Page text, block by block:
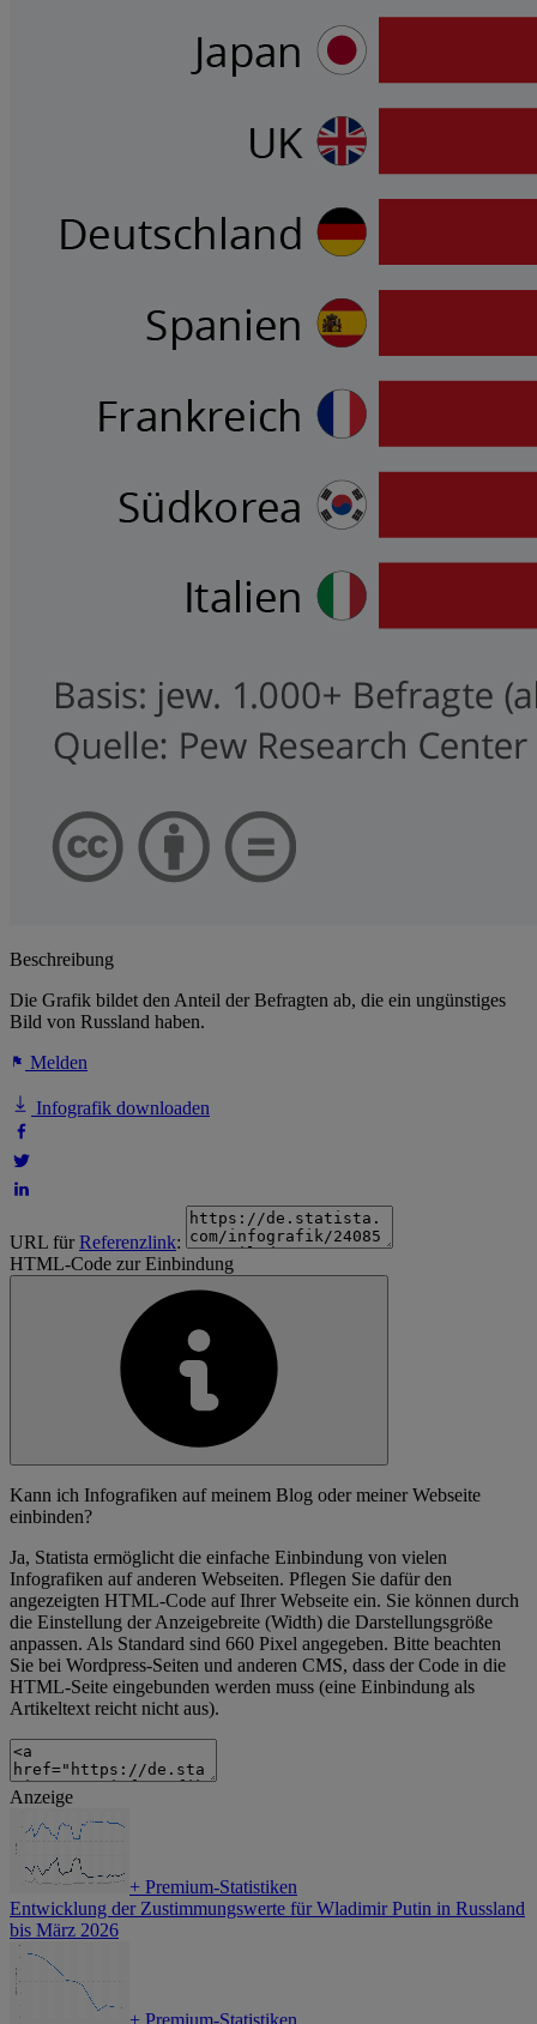
Beschreibung
Die Grafik bildet den Anteil der Befragten ab, die ein ungünstiges
Bild von Russland haben.
Melden
Infografik downloaden
URL fürReferenzlink:
HTML-Code zur Einbindung
Kann ich Infografiken auf meinem Blog oder meiner Webseite
einbinden?
Ja, Statista ermöglicht die einfache Einbindung von vielen
Infografiken auf anderen Webseiten. Pflegen Sie dafür den
angezeigten HTML-Code auf Ihrer Webseite ein. Sie können durch
die Einstellung der Anzeigebreite (Width) die Darstellungsgröße
anpassen. Als Standard sind 660 Pixel angegeben. Bitte beachten
Sie bei Wordpress-Seiten und anderen CMS, dass der Code in die
HTML-Seite eingebunden werden muss (eine Einbindung als
Artikeltext reicht nicht aus).
Anzeige
+ Premium-Statistiken
Entwicklung der Zustimmungswerte für Wladimir Putin in Russland
bis März 2026